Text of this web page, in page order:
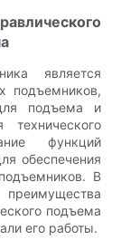
является
подъемников,
подъема и
функций
обеспечения
В
подъема
его работы.